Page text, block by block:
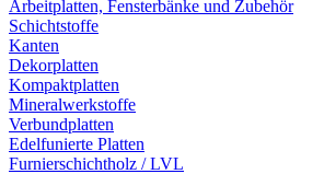
Arbeitplatten, Fensterbänke und Zubehör
Schichtstoffe
Kanten
Dekorplatten
Kompaktplatten
Mineralwerkstoffe
Verbundplatten
Edelfunierte Platten
Furnierschichtholz / LVL